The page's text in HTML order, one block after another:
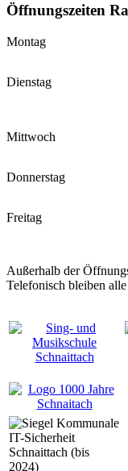
Öffnungszeiten
Montag
Dienstag
Mittwoch
Donnerstag
Freitag
Außerhalb der
Telefonisch bleiben